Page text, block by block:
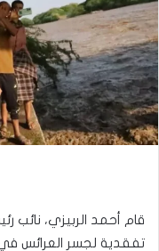
قام أحمد الربيزي، نائب
تفقدية لجسر العرائس